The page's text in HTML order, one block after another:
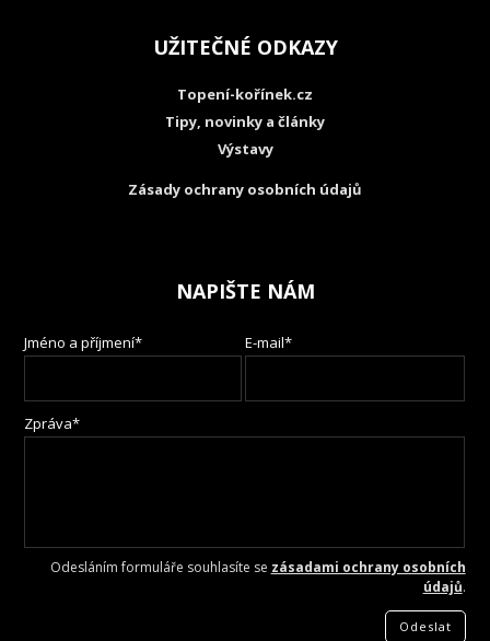
UŽITEČNÉ ODKAZY
Topení-kořínek.cz
Tipy, novinky a články
Výstavy
Zásady ochrany osobních údajů
NAPIŠTE NÁM
Jméno a příjmení* E-mail*
Zpráva*
Odesláním formuláře souhlasíte se zásadami ochrany osobních
údajů.
Odeslat